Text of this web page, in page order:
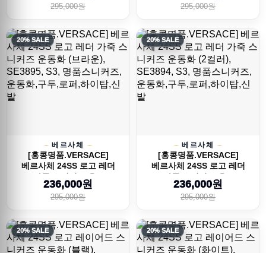
295,000원 295,000원
20% SALE
베르사체
[홍콩명품.VERSACE]
베르사체 24SS 로고 레더
가죽 스니커즈 운...
236,000원
295,000원
20% SALE
베르사체
[홍콩명품.VERSACE]
베르사체 24SS 로고 레더
가죽 스니커즈 운...
236,000원
295,000원
20% SALE 20% SALE